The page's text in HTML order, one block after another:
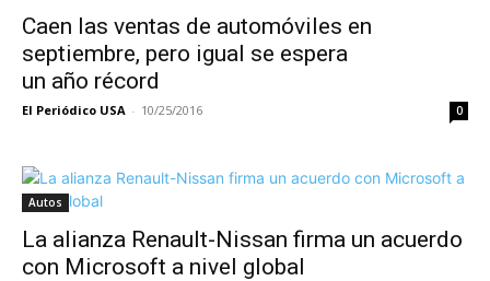
Caen las ventas de automóviles en
septiembre, pero igual se espera
un año récord
El Periódico USA - 10/25/2016 0
Autos
La alianza Renault-Nissan firma un acuerdo
con Microsoft a nivel global